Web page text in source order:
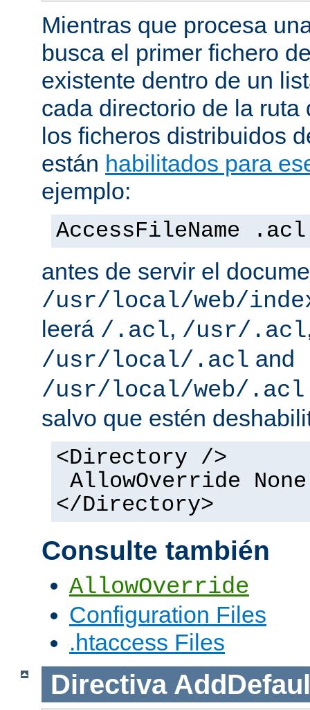
Mientras que procesa
busca el primer fichero
existente dentro de un
cada directorio de la ruta
los ficheros distribuidos
están habilitados para
ejemplo:
AccessFileName .acl
antes de servir el
/usr/local/web/
leerá /.acl, /usr/.acl
/usr/local/.acl and
/usr/local/web/.acl
salvo que estén
<Directory />
AllowOverride None
</Directory>
Consulte también
AllowOverride
Configuration Files
.htaccess Files
Directiva